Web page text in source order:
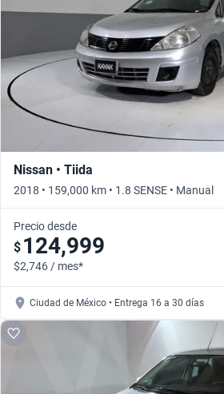
Nissan • Tiida
2018 • 159,000 km • 1.8 SENSE • Manual
Precio desde
$ 124,999
$2,746 / mes*
Ciudad de México • Entrega 16 a 30 días